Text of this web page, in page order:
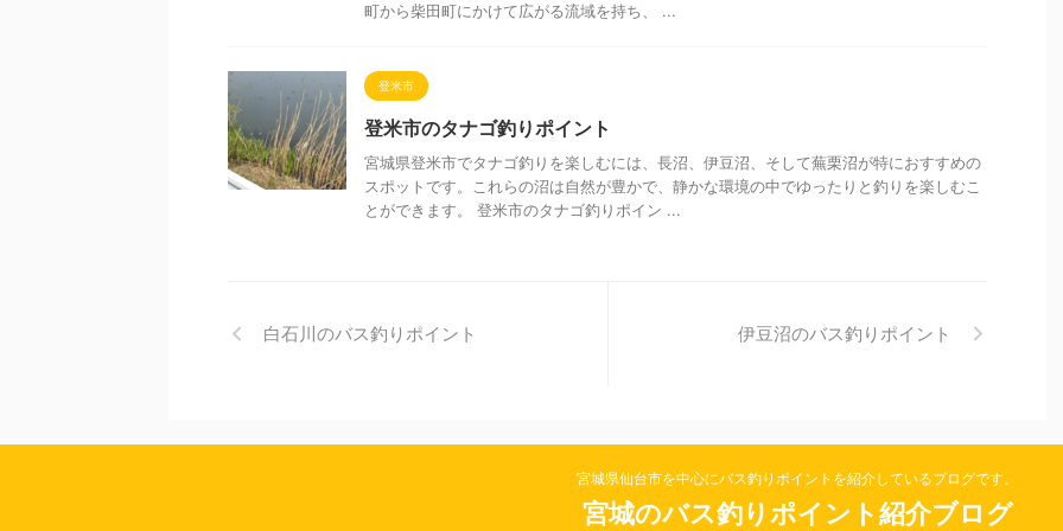
町から柴田町にかけて広がる流域を持ち、 ...
登米市
登米市のタナゴ釣りポイント
宮城県登米市でタナゴ釣りを楽しむには、長沼、伊豆沼、そして蕪栗沼が特におすすめの
スポットです。これらの沼は自然が豊かで、静かな環境の中でゆったりと釣りを楽しむこ
とができます。 登米市のタナゴ釣りポイン ...
白石川のバス釣りポイント 伊豆沼のバス釣りポイント
宮城県仙台市を中心にバス釣りポイントを紹介しているブログです。
宮城のバス釣りポイント紹介ブログ